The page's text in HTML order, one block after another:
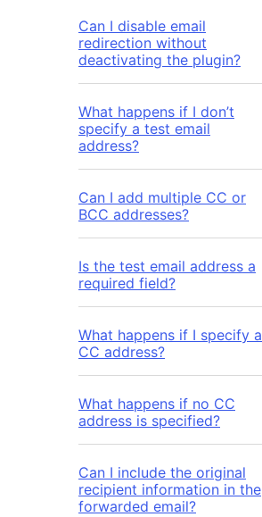
Can I disable email
redirection without
deactivating the plugin?
What happens if I don’t
specify a test email
address?
Can I add multiple CC or
BCC addresses?
Is the test email address a
required field?
What happens if I specify a
CC address?
What happens if no CC
address is specified?
Can I include the original
recipient information in the
forwarded email?